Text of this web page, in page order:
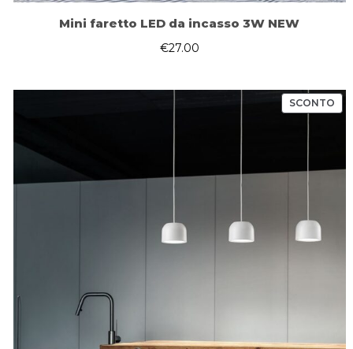
Mini faretto LED da incasso 3W NEW
€27.00
SCONTO
IN